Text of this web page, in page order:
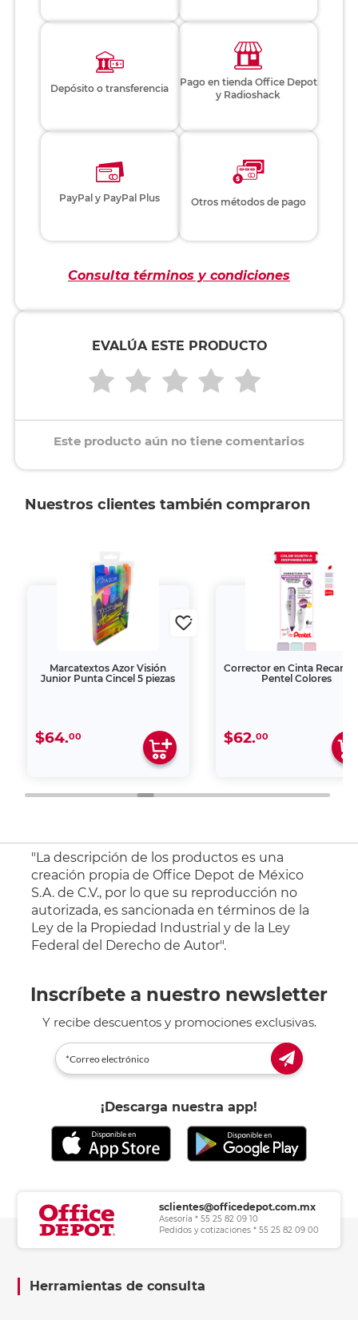
Depósito o transferencia
Pago en tienda Office Depot
y Radioshack
PayPal y PayPal Plus Otros métodos de pago
Consulta términos y condiciones
EVALÚA ESTE PRODUCTO
Este producto aún no tiene comentarios
Nuestros clientes también compraron
Marcatextos Azor Visión
Junior Punta Cincel 5 piezas
$64.00
Corrector en Cinta
Pentel Colores
$62.00
"La descripción de los productos es una
creación propia de Office Depot de México
S.A. de C.V., por lo que su reproducción no
autorizada, es sancionada en términos de la
Ley de la Propiedad Industrial y de la Ley
Federal del Derecho de Autor".
Inscríbete a nuestro newsletter
Y recibe descuentos y promociones exclusivas.
¡Descarga nuestra app!
sclientes@officedepot.com.mx
Asesoría * 55 25 82 09 10
Pedidos y cotizaciones * 55 25 82 09 00
Herramientas de consulta